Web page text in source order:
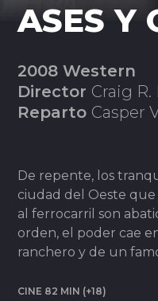
ASES Y
2008 Western
Director Craig R.
Reparto Casper
De repente, los
ciudad del Oeste que
al ferrocarril son
orden, el poder cae
ranchero y de un
CINE 82 MIN (+18)